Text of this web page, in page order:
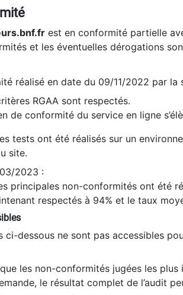
est en conformité partielle
et les éventuelles dérogations
réalisé en date du 09/11/2022 par
RGAA sont respectés.
de conformité du service en ligne
tests ont été réalisés sur un
site.
2023 :
principales non-conformités ont été
respectés à 94% et le taux
ci-dessous ne sont pas accessibles
les non-conformités jugées les
le résultat complet de l’audit